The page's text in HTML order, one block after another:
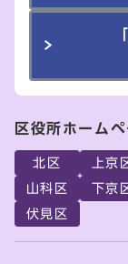
区役所ホーム
北区 上京
山科区
下京
伏見区